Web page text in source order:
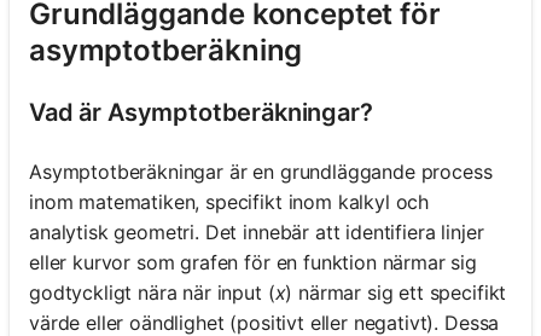
Grundläggande konceptet för
asymptotberäkning
Vad är Asymptotberäkningar?
Asymptotberäkningar är en grundläggande process
inom matematiken, specifikt inom kalkyl och
analytisk geometri. Det innebär att identifiera linjer
eller kurvor som grafen för en funktion närmar sig
godtyckligt nära när input (x) närmar sig ett specifikt
värde eller oändlighet (positivt eller negativt). Dessa